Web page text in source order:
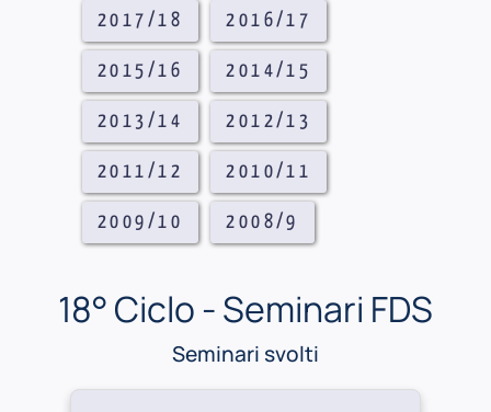
2017/18 2016/17
2015/16 2014/15
2013/14 2012/13
2011/12 2010/11
2009/10 2008/9
18° Ciclo - Seminari FDS
Seminari svolti